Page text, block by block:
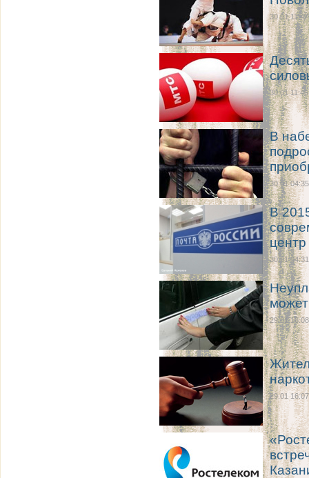
30.01 11:47
30.01 11:46
В
30.01 04:35
В
центр
30.01 04:31
29.01 16:08
29.01 16:07